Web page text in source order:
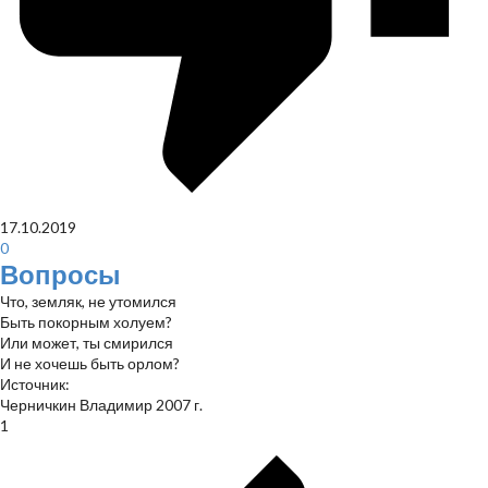
17.10.2019
0
Вопросы
Что, земляк, не утомился
Быть покорным холуем?
Или может, ты смирился
И не хочешь быть орлом?
Источник:
Черничкин Владимир 2007 г.
1